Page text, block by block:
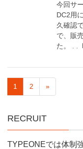
今回サ
DC2用
久確認
で、販
た。 . .
1 2 »
RECRUIT
TYPEONEでは体制